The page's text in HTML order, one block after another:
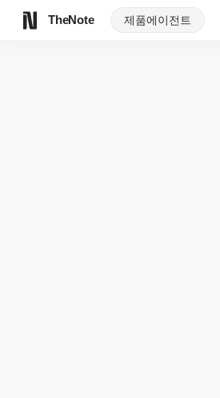
TheNote 제품에이전트